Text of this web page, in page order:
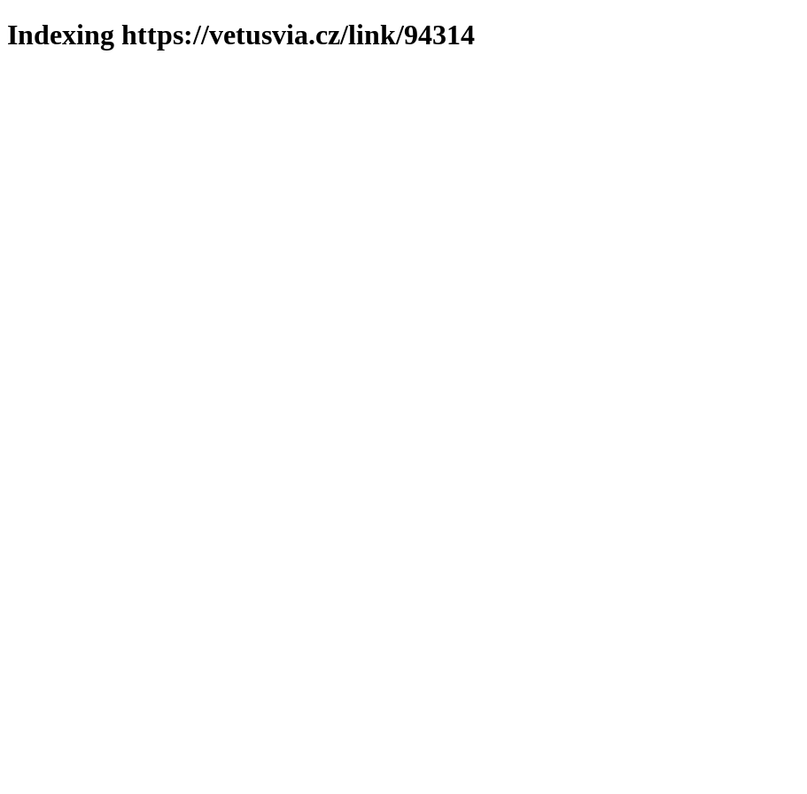
Indexing https://vetusvia.cz/link/94314